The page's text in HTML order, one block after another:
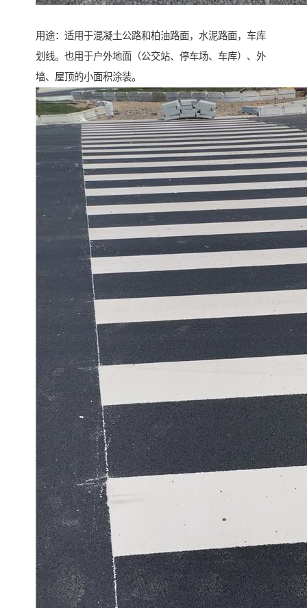
用途：适用于混凝土公路和柏油路面，水泥路面，车库
划线。也用于户外地面（公交站、停车场、车库）、外
墙、屋顶的小面积涂装。